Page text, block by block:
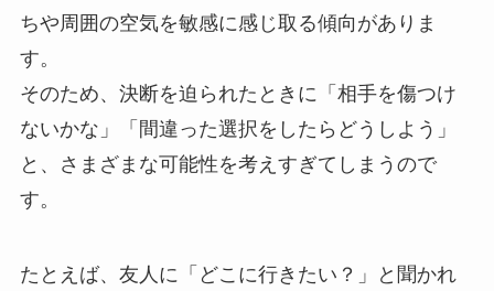
ちや周囲の空気を敏感に感じ取る傾向がありま
す。
そのため、決断を迫られたときに「相手を傷つけ
ないかな」「間違った選択をしたらどうしよう」
と、さまざまな可能性を考えすぎてしまうので
す。
たとえば、友人に「どこに行きたい？」と聞かれ